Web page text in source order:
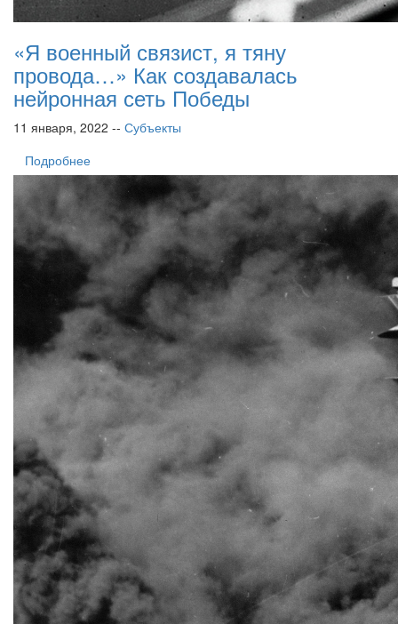
«Я военный связист, я тяну
провода…» Как создавалась
нейронная сеть Победы
11 января, 2022 -- Субъекты
Подробнее